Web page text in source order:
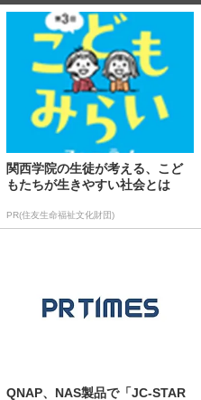
関西学院の生徒が考える、こど
もたちが生きやすい社会とは
PR(住友生命福祉文化財団)
QNAP、NAS製品で「JC-STAR